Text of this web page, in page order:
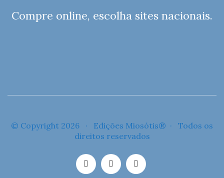
Compre online, escolha sites nacionais.
© Copyright 2026 · Edições Miosótis® · Todos os
direitos reservados